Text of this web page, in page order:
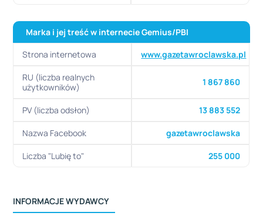
Marka i jej treść w internecieGemius/PBI
Strona internetowa
www.gazetawroclawska.pl
RU (liczba realnych
użytkowników)
1 867 860
PV (liczba odsłon) 13 883 552
Nazwa Facebook gazetawroclawska
Liczba "Lubię to" 255 000
INFORMACJE WYDAWCY